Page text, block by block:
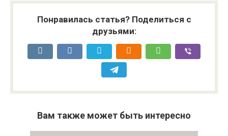
Понравилась статья? Поделиться с
друзьями:
Вам также может быть интересно